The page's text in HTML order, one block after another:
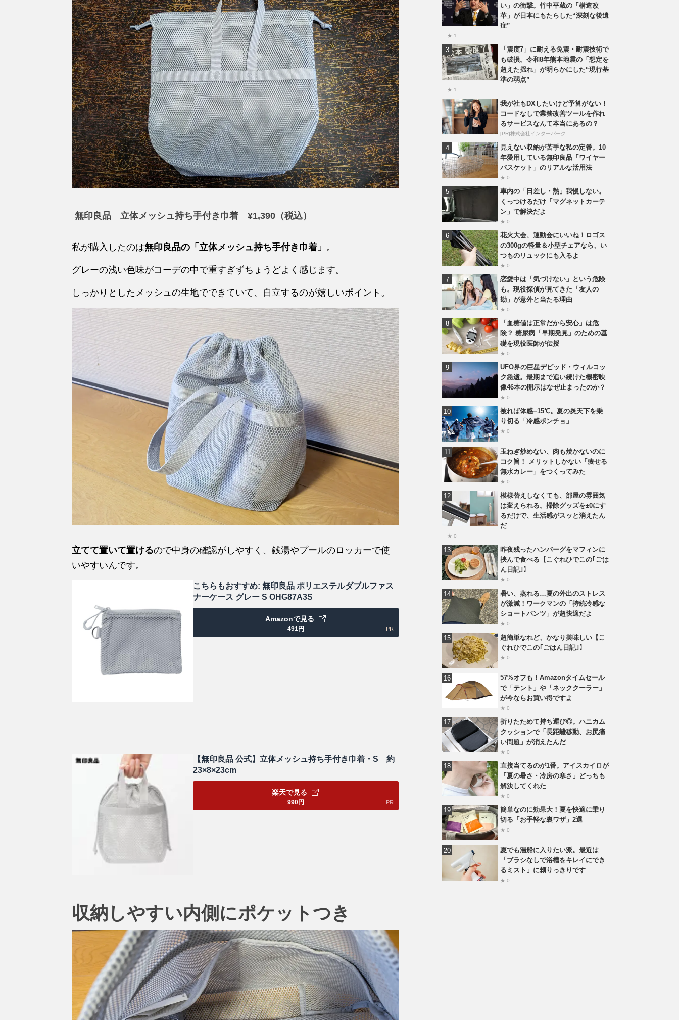
無印良品 立体メッシュ持ち手付き巾着 ¥1,390（税込）
私が購入したのは無印良品の「立体メッシュ持ち手付き巾着」 。
グレーの浅い色味がコーデの中で重すぎずちょうどよく感じます。
しっかりとしたメッシュの生地でできていて、自立するのが嬉しいポイント。
立てて置いて置けるので中身の確認がしやすく、銭湯やプールのロッカーで使
いやすいんです。
こちらもおすすめ: 無印良品 ポリエステルダブルファス
ナーケース グレー S OHG87A3S
491円
Amazonで見る
PR
【無印良品 公式】立体メッシュ持ち手付き巾着・S 約
23×8×23cm
990円
楽天で見る
PR
収納しやすい内側にポケットつき
い」の衝撃。竹中平蔵の「構造改
革」が日本にもたらした“深刻な後遺
症”
★ 1
「震度7」に耐える免震・耐震技術で
も破損。令和8年熊本地震の「想定を
超えた揺れ」が明らかにした“現行基
準の弱点”
★ 1
我が社もDXしたいけど予算がない！
コードなしで業務改善ツールを作れ
るサービスなんて本当にあるの？
[PR]株式会社インターパーク
見えない収納が苦手な私の定番。10
年愛用している無印良品「ワイヤー
バスケット」のリアルな活用法
★ 0
車内の「日差し・熱」我慢しない。
くっつけるだけ「マグネットカーテ
ン」で解決だよ
★ 0
花火大会、運動会にいいね！ロゴス
の300gの軽量＆小型チェアなら、い
つものリュックにも入るよ
★ 0
恋愛中は「気づけない」という危険
も。現役探偵が見てきた「友人の
勘」が意外と当たる理由
★ 0
「血糖値は正常だから安心」は危
険？ 糖尿病「早期発見」のための基
礎を現役医師が伝授
★ 0
UFO界の巨星デビッド・ウィルコッ
ク急逝。最期まで追い続けた機密映
像46本の開示はなぜ止まったのか？
★ 0
被れば体感−15℃。夏の炎天下を乗
り切る「冷感ポンチョ」
★ 0
玉ねぎ炒めない、肉も焼かないのに
コク旨！ メリットしかない「痩せる
無水カレー」をつくってみた
★ 0
模様替えしなくても、部屋の雰囲気
は変えられる。掃除グッズを±0にす
るだけで、生活感がスッと消えたん
だ
★ 0
昨夜残ったハンバーグをマフィンに
挟んで食べる【こぐれひでこの｢ごは
ん日記｣】
★ 0
暑い、蒸れる…夏の外出のストレス
が激減！ワークマンの「持続冷感な
ショートパンツ」が超快適だよ
★ 0
超簡単なれど、かなり美味しい【こ
ぐれひでこの｢ごはん日記｣】
★ 0
57%オフも！Amazonタイムセール
で「テント」や「ネッククーラー」
が今ならお買い得ですよ
★ 0
折りたためて持ち運び◎。ハニカム
クッションで「長距離移動、お尻痛
い問題」が消えたんだ
★ 0
直接当てるのが1番。アイスカイロが
「夏の暑さ・冷房の寒さ」どっちも
解決してくれた
★ 0
簡単なのに効果大！夏を快適に乗り
切る「お手軽な裏ワザ」2選
★ 0
夏でも湯船に入りたい派。最近は
「ブラシなしで浴槽をキレイにでき
るミスト」に頼りっきりです
★ 0